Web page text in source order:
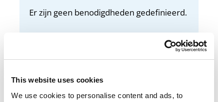
This website uses cookies
We use cookies to personalise content and ads, to
Er zijn geen benodigdheden gedefinieerd.